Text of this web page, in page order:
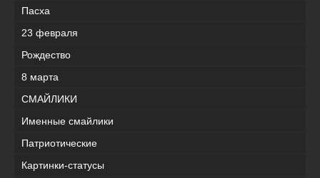
Пасха
23 февраля
Рождество
8 марта
СМАЙЛИКИ
Именные смайлики
Патриотические
Картинки-статусы